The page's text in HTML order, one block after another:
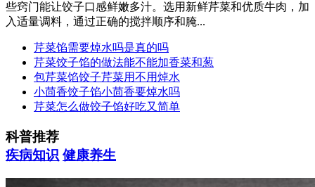
些窍门能让饺子口感鲜嫩多汁。选用新鲜芹菜和优质牛肉，加
入适量调料，通过正确的搅拌顺序和腌...
芹菜馅需要焯水吗是真的吗
芹菜饺子馅的做法能不能加香菜和葱
包芹菜馅饺子芹菜用不用焯水
小茴香饺子馅小茴香要焯水吗
芹菜怎么做饺子馅好吃又简单
科普推荐
疾病知识 健康养生